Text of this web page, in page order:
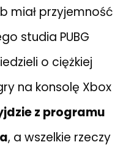
miał przyjemność
studia PUBG
o ciężkiej
na konsolę Xbox
z programu
, a wszelkie rzeczy